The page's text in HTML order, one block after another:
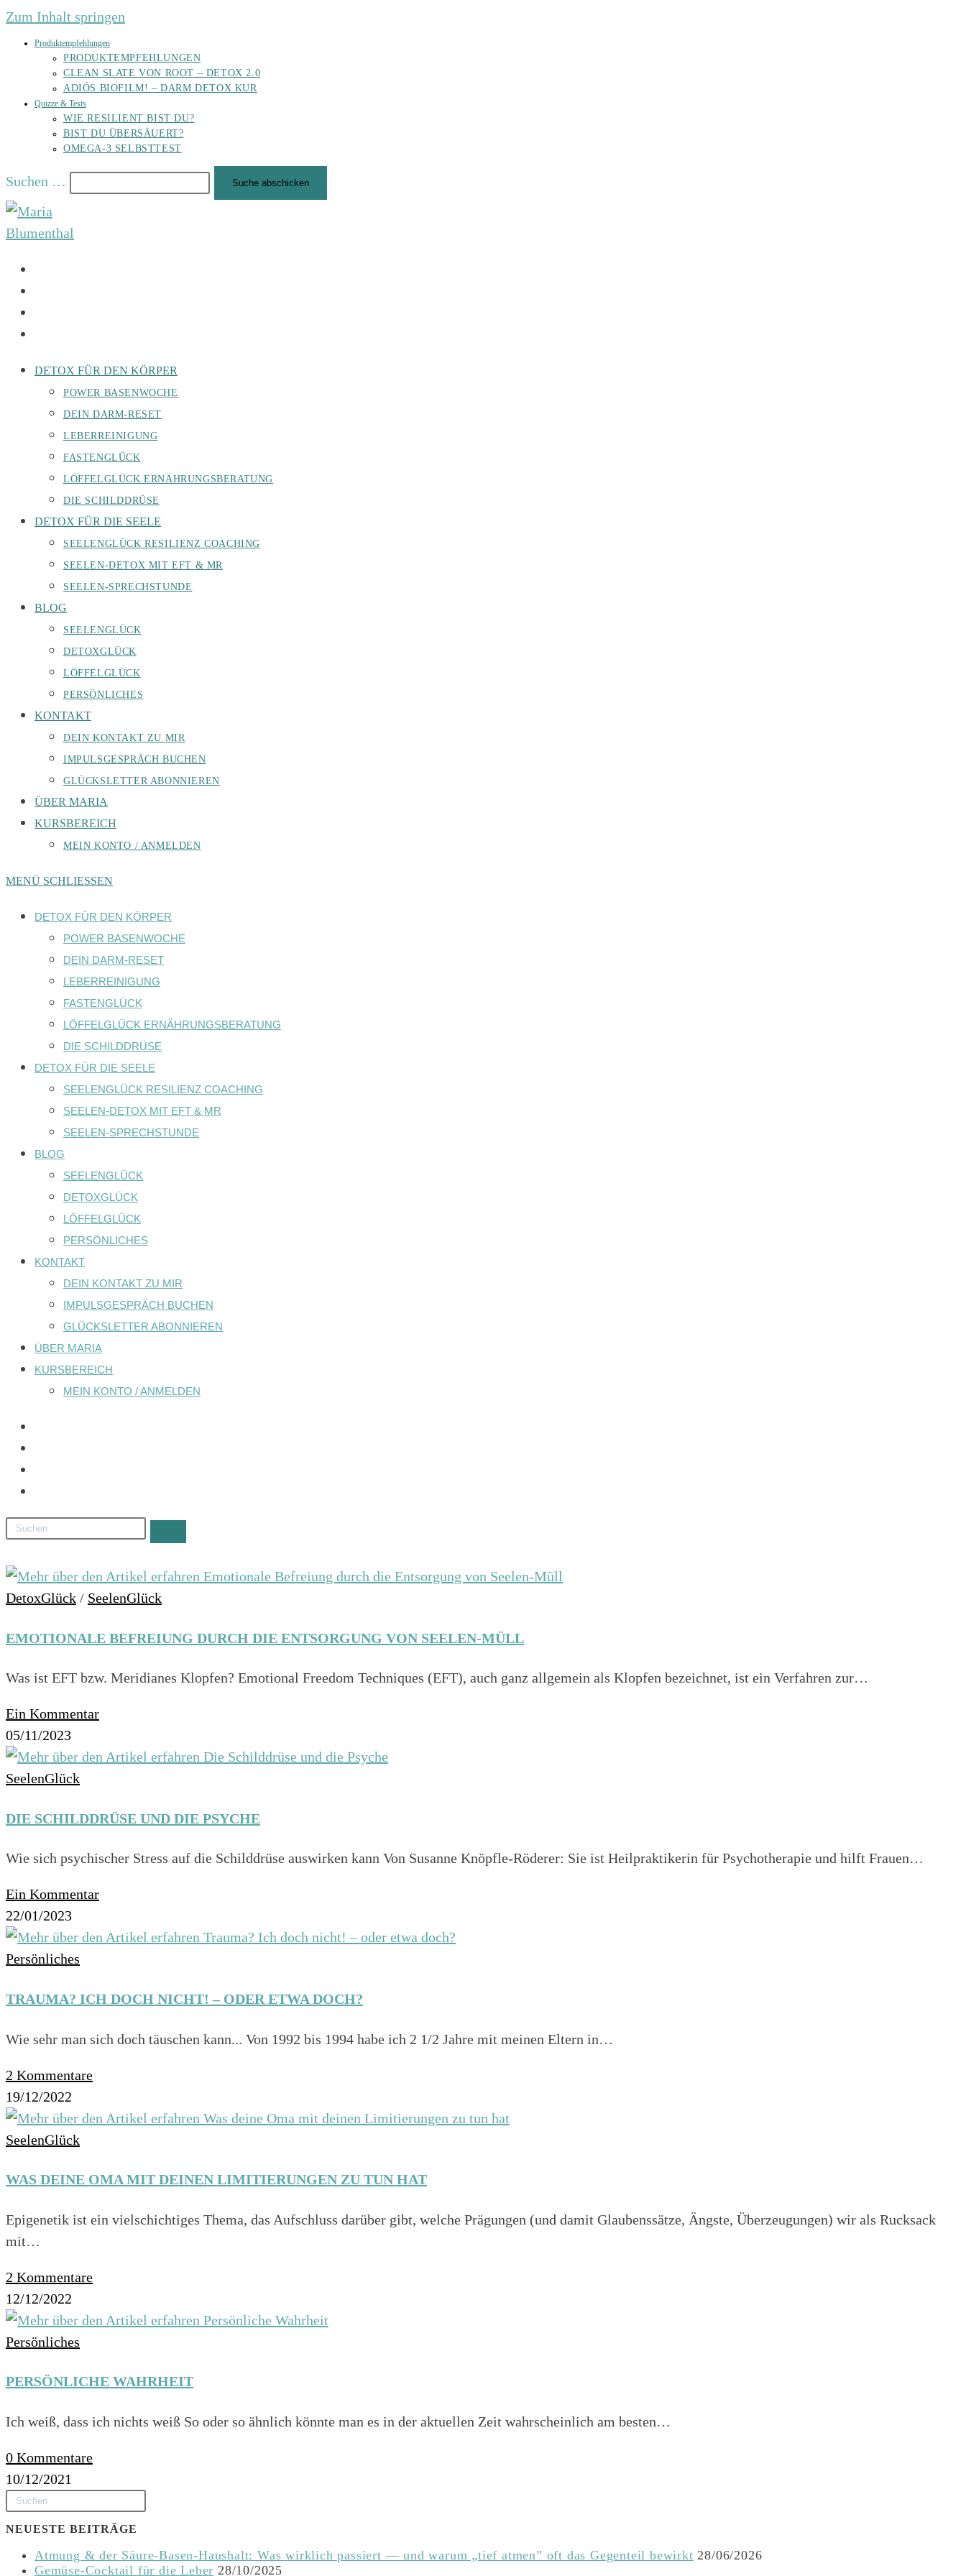
Zum Inhalt springen
Produktempfehlungen
PRODUKTEMPFEHLUNGEN
CLEAN SLATE VON ROOT – DETOX 2.0
ADIÓS BIOFILM! – DARM DETOX KUR
Quizze & Tests
WIE RESILIENT BIST DU?
BIST DU ÜBERSÄUERT?
OMEGA-3 SELBSTTEST
Suchen … Suche abschicken
DETOX FÜR DEN KÖRPER
POWER BASENWOCHE
DEIN DARM-RESET
LEBERREINIGUNG
FASTENGLÜCK
LÖFFELGLÜCK ERNÄHRUNGSBERATUNG
DIE SCHILDDRÜSE
DETOX FÜR DIE SEELE
SEELENGLÜCK RESILIENZ COACHING
SEELEN-DETOX MIT EFT & MR
SEELEN-SPRECHSTUNDE
BLOG
SEELENGLÜCK
DETOXGLÜCK
LÖFFELGLÜCK
PERSÖNLICHES
KONTAKT
DEIN KONTAKT ZU MIR
IMPULSGESPRÄCH BUCHEN
GLÜCKSLETTER ABONNIEREN
ÜBER MARIA
KURSBEREICH
MEIN KONTO / ANMELDEN
MENÜ SCHLIESSEN
DETOX FÜR DEN KÖRPER
POWER BASENWOCHE
DEIN DARM-RESET
LEBERREINIGUNG
FASTENGLÜCK
LÖFFELGLÜCK ERNÄHRUNGSBERATUNG
DIE SCHILDDRÜSE
DETOX FÜR DIE SEELE
SEELENGLÜCK RESILIENZ COACHING
SEELEN-DETOX MIT EFT & MR
SEELEN-SPRECHSTUNDE
BLOG
SEELENGLÜCK
DETOXGLÜCK
LÖFFELGLÜCK
PERSÖNLICHES
KONTAKT
DEIN KONTAKT ZU MIR
IMPULSGESPRÄCH BUCHEN
GLÜCKSLETTER ABONNIEREN
ÜBER MARIA
KURSBEREICH
MEIN KONTO / ANMELDEN
DetoxGlück / SeelenGlück
EMOTIONALE BEFREIUNG DURCH DIE ENTSORGUNG VON SEELEN-MÜLL
Was ist EFT bzw. Meridianes Klopfen? Emotional Freedom Techniques (EFT), auch ganz allgemein als Klopfen bezeichnet, ist ein Verfahren zur…
Ein Kommentar
05/11/2023
SeelenGlück
DIE SCHILDDRÜSE UND DIE PSYCHE
Wie sich psychischer Stress auf die Schilddrüse auswirken kann Von Susanne Knöpfle-Röderer: Sie ist Heilpraktikerin für Psychotherapie und hilft Frauen…
Ein Kommentar
22/01/2023
Persönliches
TRAUMA? ICH DOCH NICHT! – ODER ETWA DOCH?
Wie sehr man sich doch täuschen kann... Von 1992 bis 1994 habe ich 2 1/2 Jahre mit meinen Eltern in…
2 Kommentare
19/12/2022
SeelenGlück
WAS DEINE OMA MIT DEINEN LIMITIERUNGEN ZU TUN HAT
Epigenetik ist ein vielschichtiges Thema, das Aufschluss darüber gibt, welche Prägungen (und damit Glaubenssätze, Ängste, Überzeugungen) wir als Rucksack
mit…
2 Kommentare
12/12/2022
Persönliches
PERSÖNLICHE WAHRHEIT
Ich weiß, dass ich nichts weiß So oder so ähnlich könnte man es in der aktuellen Zeit wahrscheinlich am besten…
0 Kommentare
10/12/2021
NEUESTE BEITRÄGE
Atmung & der Säure-Basen-Haushalt: Was wirklich passiert — und warum „tief atmen” oft das Gegenteil bewirkt 28/06/2026
Gemüse-Cocktail für die Leber 28/10/2025